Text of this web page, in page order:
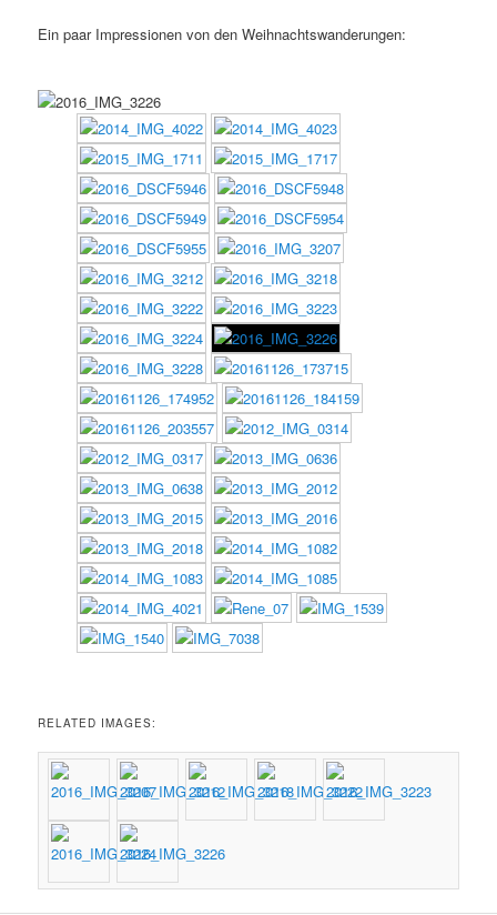
Ein paar Impressionen von den Weihnachtswanderungen:
RELATED IMAGES: